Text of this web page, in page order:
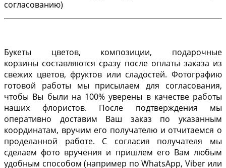
согласованию)
Букеты цветов, композиции, подарочные
корзины составляются сразу после оплаты заказа из
свежих цветов, фруктов или сладостей. Фотографию
готовой работы мы присылаем для согласования,
чтобы Вы были на 100% уверены в качестве работы
наших флористов. После подтверждения мы
оперативно доставим Ваш заказ по указанным
координатам, вручим его получателю и отчитаемся о
проделанной работе. С согласия получателя мы
сделаем фото вручения и пришлем его Вам любым
удобным способом (например по WhatsApp, Viber или